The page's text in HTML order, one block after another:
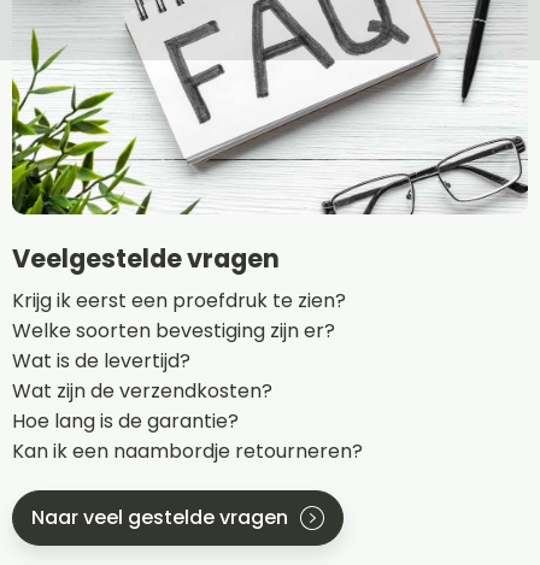
Veelgestelde vragen
Krijg ik eerst een proefdruk te zien?
Welke soorten bevestiging zijn er?
Wat is de levertijd?
Wat zijn de verzendkosten?
Hoe lang is de garantie?
Kan ik een naambordje retourneren?
Naar veel gestelde vragen